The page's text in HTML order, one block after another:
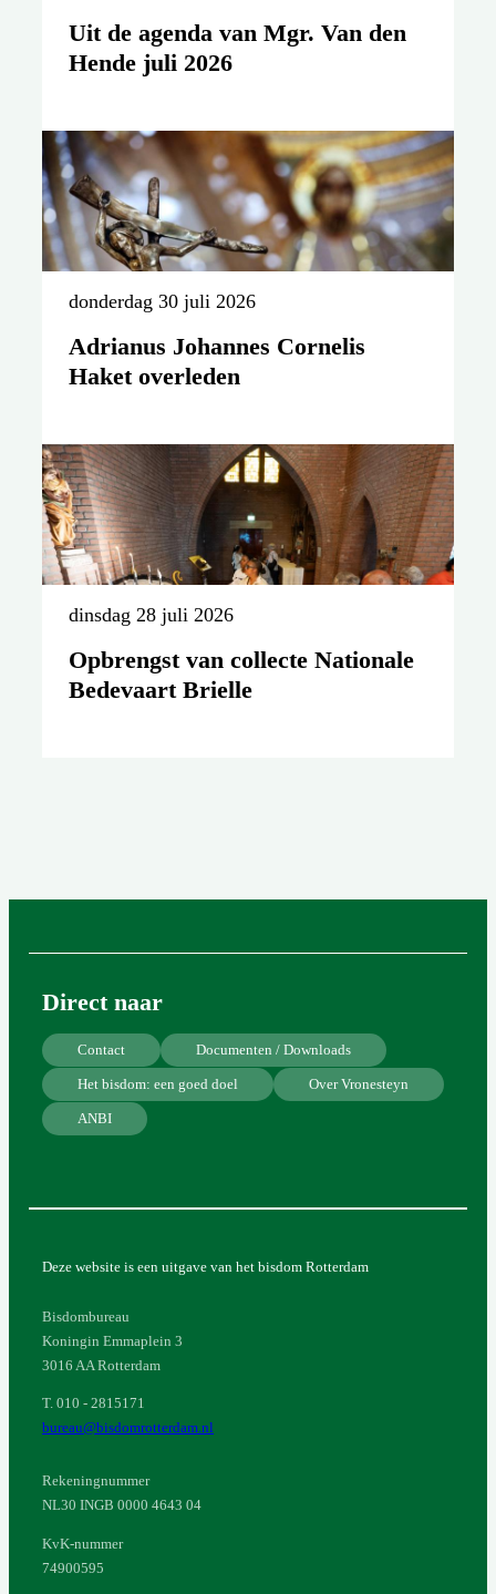
Uit de agenda van Mgr. Van den
Hende juli 2026
donderdag 30 juli 2026
Adrianus Johannes Cornelis
Haket overleden
dinsdag 28 juli 2026
Opbrengst van collecte Nationale
Bedevaart Brielle
Direct naar
Contact Documenten / Downloads
Het bisdom: een goed doel Over Vronesteyn
ANBI
Deze website is een uitgave van het bisdom Rotterdam
Bisdombureau
Koningin Emmaplein 3
3016 AA Rotterdam
T. 010 - 2815171
bureau@bisdomrotterdam.nl
Rekeningnummer
NL30 INGB 0000 4643 04
KvK-nummer
74900595